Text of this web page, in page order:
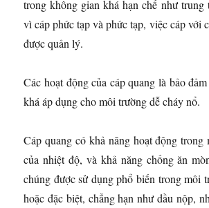
trong không gian khá hạn chế như
vì cáp phức tạp và phức tạp, việc cáp với
được quản lý.
Các hoạt động của cáp quang là bảo
khá áp dụng cho môi trường dễ cháy nổ.
Cáp quang có khả năng hoạt động
của nhiệt độ, và khả năng chống ăn
chúng được sử dụng phổ biến trong môi
hoặc đặc biệt, chẳng hạn như dầu nộp,